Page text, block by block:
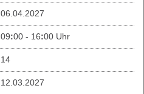
06.04.2027
09:00 - 16:00 Uhr
14
12.03.2027